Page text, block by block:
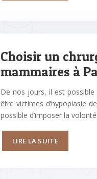
Choisir un
mammaires à
De nos jours, il est
être victimes d’hypoplasie
possible d’imposer la
LIRE LA SUITE